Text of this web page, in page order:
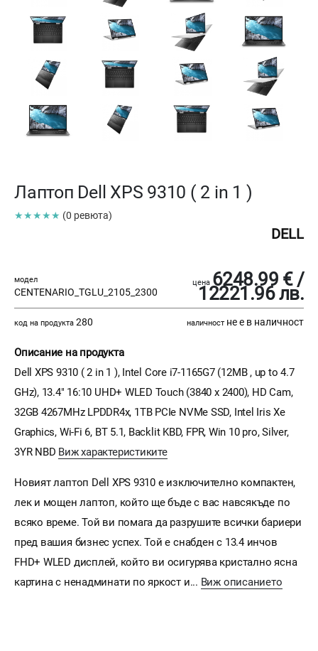
Лаптоп Dell XPS 9310 ( 2 in 1 )
★★★★★ (0 ревюта)
DELL
модел
CENTENARIO_TGLU_2105_2300
цена 6248.99 € /
12221.96 лв.
код на продукта 280 наличност не е в наличност
Описание на продукта
Dell XPS 9310 ( 2 in 1 ), Intel Core i7-1165G7 (12MB , up to 4.7
GHz), 13.4" 16:10 UHD+ WLED Touch (3840 x 2400), HD Cam,
32GB 4267MHz LPDDR4x, 1TB PCIe NVMe SSD, Intel Iris Xe
Graphics, Wi-Fi 6, BT 5.1, Backlit KBD, FPR, Win 10 pro, Silver,
3YR NBD Виж характеристиките
Новият лаптоп Dell XPS 9310 е изключително компактен,
лек и мощен лаптоп, който ще бъде с вас навсякъде по
всяко време. Той ви помага да разрушите всички бариери
пред вашия бизнес успех. Той е снабден с 13.4 инчов
FHD+ WLED дисплей, който ви осигурява кристално ясна
картина с ненадминати по яркост и... Виж описанието